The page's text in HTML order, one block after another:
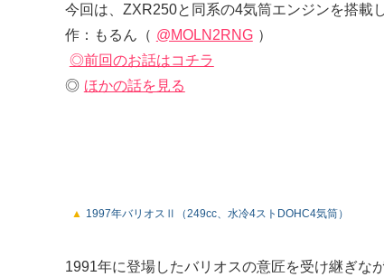
今回は、ZXR250と同系の4気筒エンジンを搭載
作：もるん（ @MOLN2RNG ）
◎前回のお話はコチラ
◎ ほかの話を見る
1997年バリオスⅡ（249cc、水冷4ストDOHC4気筒）
1991年に登場したバリオスの意匠を受け継ぎな